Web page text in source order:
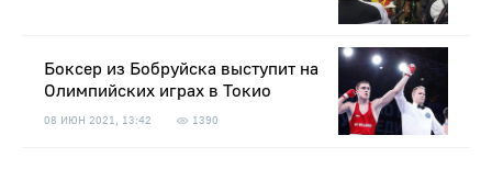
Боксер из Бобруйска выступит на
Олимпийских играх в Токио
08 ИЮН 2021, 13:42 1390